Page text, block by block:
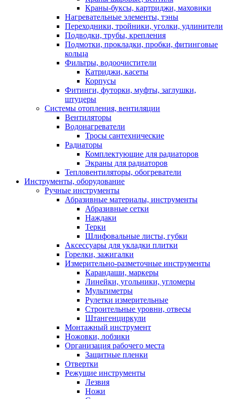
Краны-буксы, картриджи, маховики
Нагревательные элементы, тэны
Переходники, тройники, уголки, удлинители
Подводки, трубы, крепления
Подмотки, прокладки, пробки, фитинговые
кольца
Фильтры, водоочистители
Катриджи, касеты
Корпусы
Фитинги, футорки, муфты, заглушки,
штуцеры
Системы отопления, вентиляции
Вентиляторы
Водонагреватели
Тросы сантехнические
Радиаторы
Комплектующие для радиаторов
Экраны для радиаторов
Тепловентиляторы, обогреватели
Инструменты, оборудование
Ручные инструменты
Абразивные материалы, инструменты
Абразивные сетки
Наждаки
Терки
Шлифовальные листы, губки
Аксессуары для укладки плитки
Горелки, зажигалки
Измерительно-разметочные инструменты
Карандаши, маркеры
Линейки, угольники, угломеры
Мультиметры
Рулетки измерительные
Строительные уровни, отвесы
Штангенциркули
Монтажный инструмент
Ножовки, лобзики
Организация рабочего места
Защитные пленки
Отвертки
Режущие инструменты
Лезвия
Ножи